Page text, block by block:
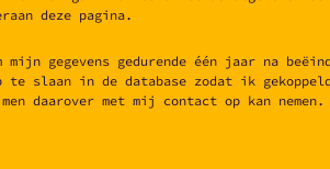
deze pagina.
mijn gegevens gedurende één jaar na
slaan in de database zodat ik gekoppeld
daarover met mij contact op kan nemen.